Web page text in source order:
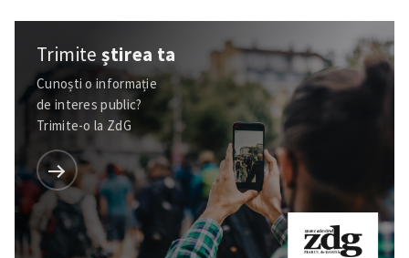
Trimiteștirea ta
Cunoști o informație
de interes public?
Trimite-o la ZdG